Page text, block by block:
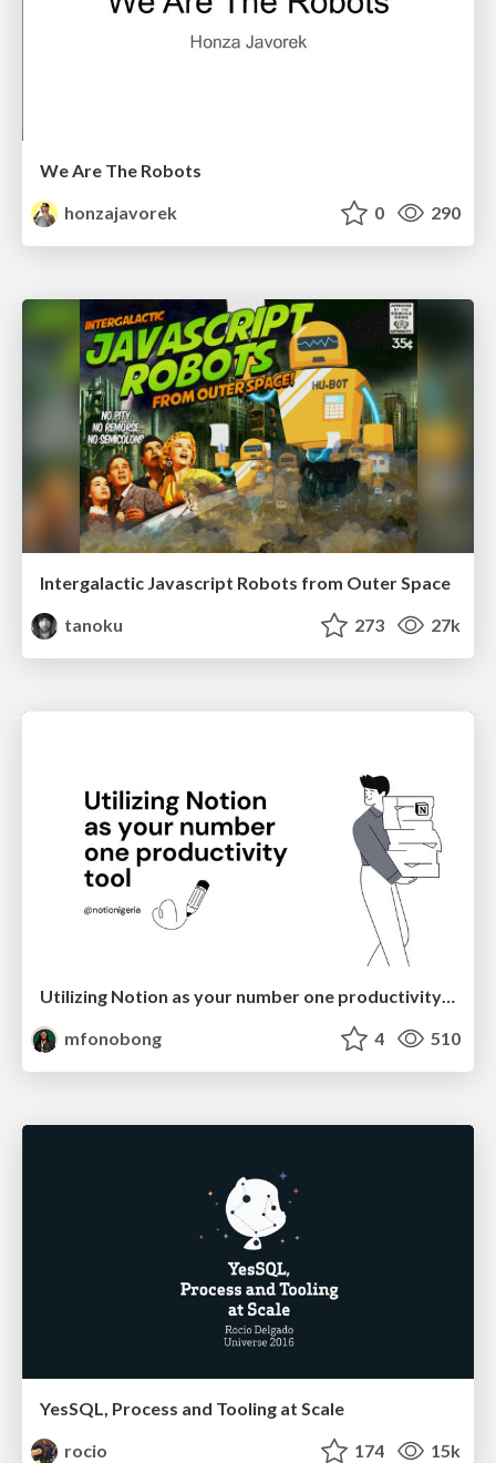
We Are The Robots
honzajavorek
0 290
Intergalactic Javascript Robots from Outer Space
tanoku
273 27k
Utilizing Notion as your number one productivity tool
mfonobong
4 510
YesSQL, Process and Tooling at Scale
rocio
174 15k